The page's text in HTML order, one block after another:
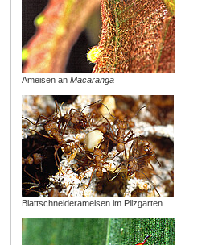
Ameisen an Macaranga
Blattschneiderameisen im Pilzgarten